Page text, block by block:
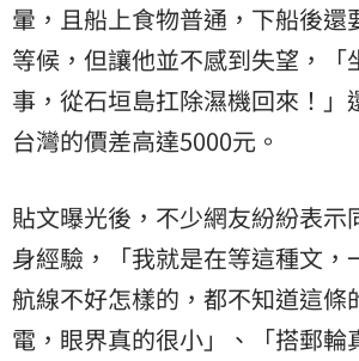
暈，且船上食物普通，下船後還
等候，但讓他並不感到失望，「
事，從石垣島扛除濕機回來！」
台灣的價差高達5000元。
貼文曝光後，不少網友紛紛表示
身經驗，「我就是在等這種文，
航線不好怎樣的，都不知道這條
電，眼界真的很小」、「搭郵輪